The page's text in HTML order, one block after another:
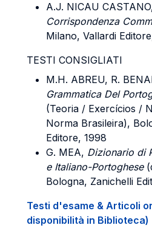
A.J. NICAU
Corrispondenza
Milano, Vallardi
TESTI CONSIGLIATI
M.H. ABREU, R.
Grammatica Del
(Teoria / Exercícios /
Norma Brasileira),
Editore, 1998
G. MEA, Dizionario di
e Italiano-Portoghese
Bologna, Zanichelli
Testi d'esame & Articoli
disponibilità in Biblioteca)